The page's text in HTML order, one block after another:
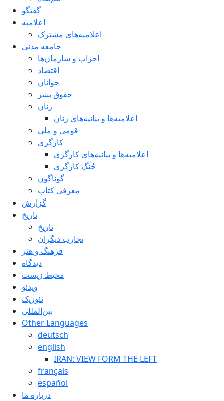
گفتگو
اعلامیه‌های مشترک
جامعه مدنی
احزاب و سازمان‌ها
اقتصاد
جوانان
حقوق بشر
زنان
اعلامیه‌ها و بیانیه‌های زنان
قومی و ملی
کارگری
اعلامیه‌ها و بیانیه‌های کارگری
جُنگ کارگری
گوناگون
معرفی کتاب
گزارش
تاریخ
تاريخ
تجارب ديگران
فرهنگ و هنر
دیدگاه
محیط زیست
ویدئو
تئوریک
بین‌المللی
Other Languages
deutsch
english
IRAN: VIEW FORM THE LEFT
français
español
درباره ما